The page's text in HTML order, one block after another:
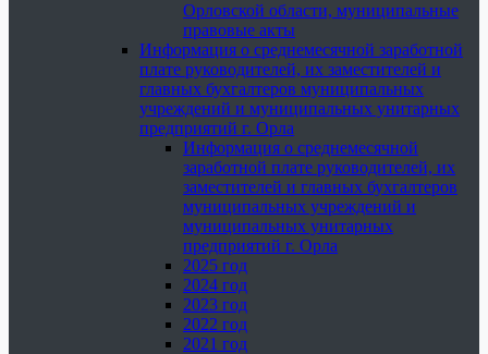
Орловской области, муниципальные
правовые акты
Информация о среднемесячной заработной
плате руководителей, их заместителей и
главных бухгалтеров муниципальных
учреждений и муниципальных унитарных
предприятий г. Орла
Информация о среднемесячной
заработной плате руководителей, их
заместителей и главных бухгалтеров
муниципальных учреждений и
муниципальных унитарных
предприятий г. Орла
2025 год
2024 год
2023 год
2022 год
2021 год